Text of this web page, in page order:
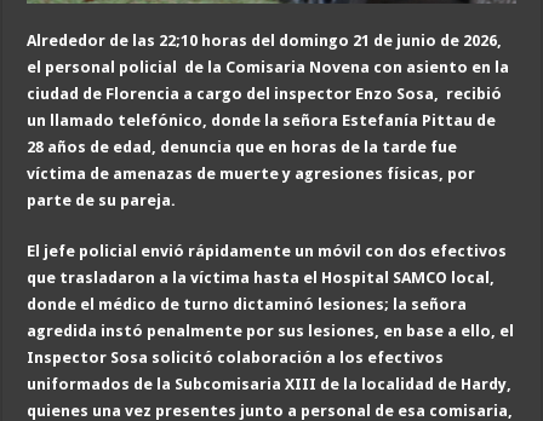
Alrededor de las 22;10 horas del domingo 21 de junio de 2026
el personal policial de la Comisaria Novena con asiento en la
ciudad de Florencia a cargo del inspector Enzo Sosa,
recibió
un llamado telefónico, donde la señora Estefanía Pittau de
28 años de edad, denuncia que en horas de la tarde fue
víctima de amenazas de muerte y agresiones físicas, por
parte de su pareja.
El jefe policial envió rápidamente un móvil con dos efectivos
que trasladaron a la víctima hasta el Hospital SAMCO local
donde el médico de turno dictaminó lesiones; la señora
agredida instó penalmente por sus lesiones, en base a ello, el
Inspector Sosa solicitó colaboración a los efectivos
uniformados de la Subcomisaria XIII de la localidad de Hardy,
quienes una vez presentes junto a personal de esa comisaria,